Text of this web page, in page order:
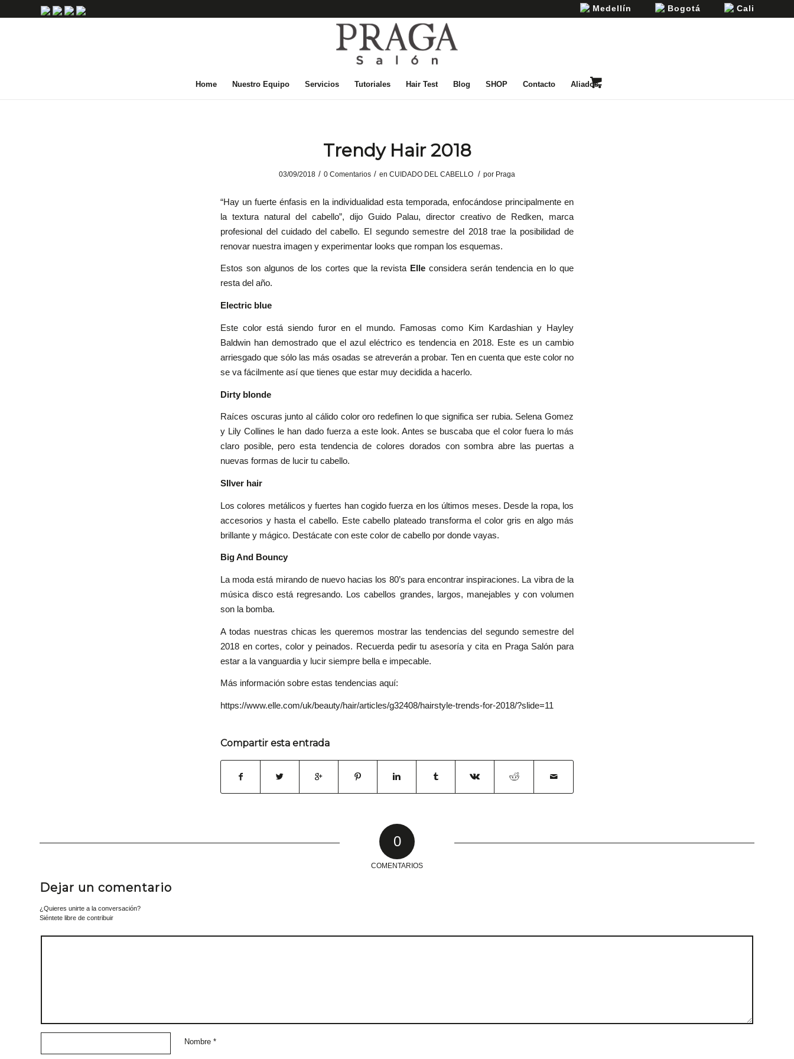
Medellín Bogotá Cali
Home Nuestro Equipo Servicios Tutoriales Hair Test Blog SHOP Contacto Aliados
Trendy Hair 2018
03/09/2018 / 0 Comentarios / en CUIDADO DEL CABELLO / por Praga
“Hay un fuerte énfasis en la individualidad esta temporada, enfocándose principalmente en
la textura natural del cabello”, dijo Guido Palau, director creativo de Redken, marca
profesional del cuidado del cabello. El segundo semestre del 2018 trae la posibilidad de
renovar nuestra imagen y experimentar looks que rompan los esquemas.
Estos son algunos de los cortes que la revista Elle considera serán tendencia en lo que
resta del año.
Electric blue
Este color está siendo furor en el mundo. Famosas como Kim Kardashian y Hayley
Baldwin han demostrado que el azul eléctrico es tendencia en 2018. Este es un cambio
arriesgado que sólo las más osadas se atreverán a probar. Ten en cuenta que este color no
se va fácilmente así que tienes que estar muy decidida a hacerlo.
Dirty blonde
Raíces oscuras junto al cálido color oro redefinen lo que significa ser rubia. Selena Gomez
y Lily Collines le han dado fuerza a este look. Antes se buscaba que el color fuera lo más
claro posible, pero esta tendencia de colores dorados con sombra abre las puertas a
nuevas formas de lucir tu cabello.
SIlver hair
Los colores metálicos y fuertes han cogido fuerza en los últimos meses. Desde la ropa, los
accesorios y hasta el cabello. Este cabello plateado transforma el color gris en algo más
brillante y mágico. Destácate con este color de cabello por donde vayas.
Big And Bouncy
La moda está mirando de nuevo hacias los 80’s para encontrar inspiraciones. La vibra de la
música disco está regresando. Los cabellos grandes, largos, manejables y con volumen
son la bomba.
A todas nuestras chicas les queremos mostrar las tendencias del segundo semestre del
2018 en cortes, color y peinados. Recuerda pedir tu asesoría y cita en Praga Salón para
estar a la vanguardia y lucir siempre bella e impecable.
Más información sobre estas tendencias aquí:
https://www.elle.com/uk/beauty/hair/articles/g32408/hairstyle-trends-for-2018/?slide=11
Compartir esta entrada
0
COMENTARIOS
Dejar un comentario
¿Quieres unirte a la conversación?
Siéntete libre de contribuir
Nombre *